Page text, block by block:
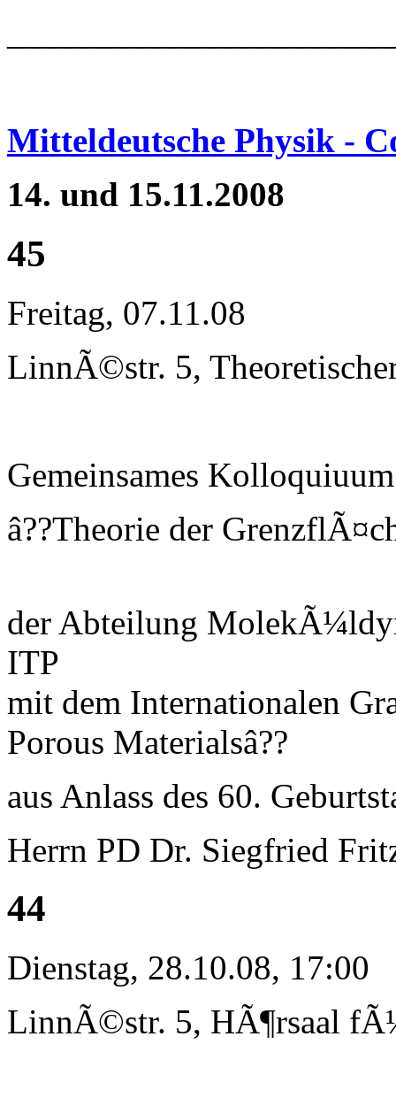
Mitteldeutsche Physik -
14. und 15.11.2008
45
Freitag, 07.11.08
LinnÃ©str. 5,
Gemeinsames
â??Theorie der
der Abteilung
ITP
mit dem Internationalen
Porous Materialsâ??
aus Anlass des 60.
Herrn PD Dr. Siegfried
44
Dienstag, 28.10.08, 17:00
LinnÃ©str. 5, HÃ¶rsaal